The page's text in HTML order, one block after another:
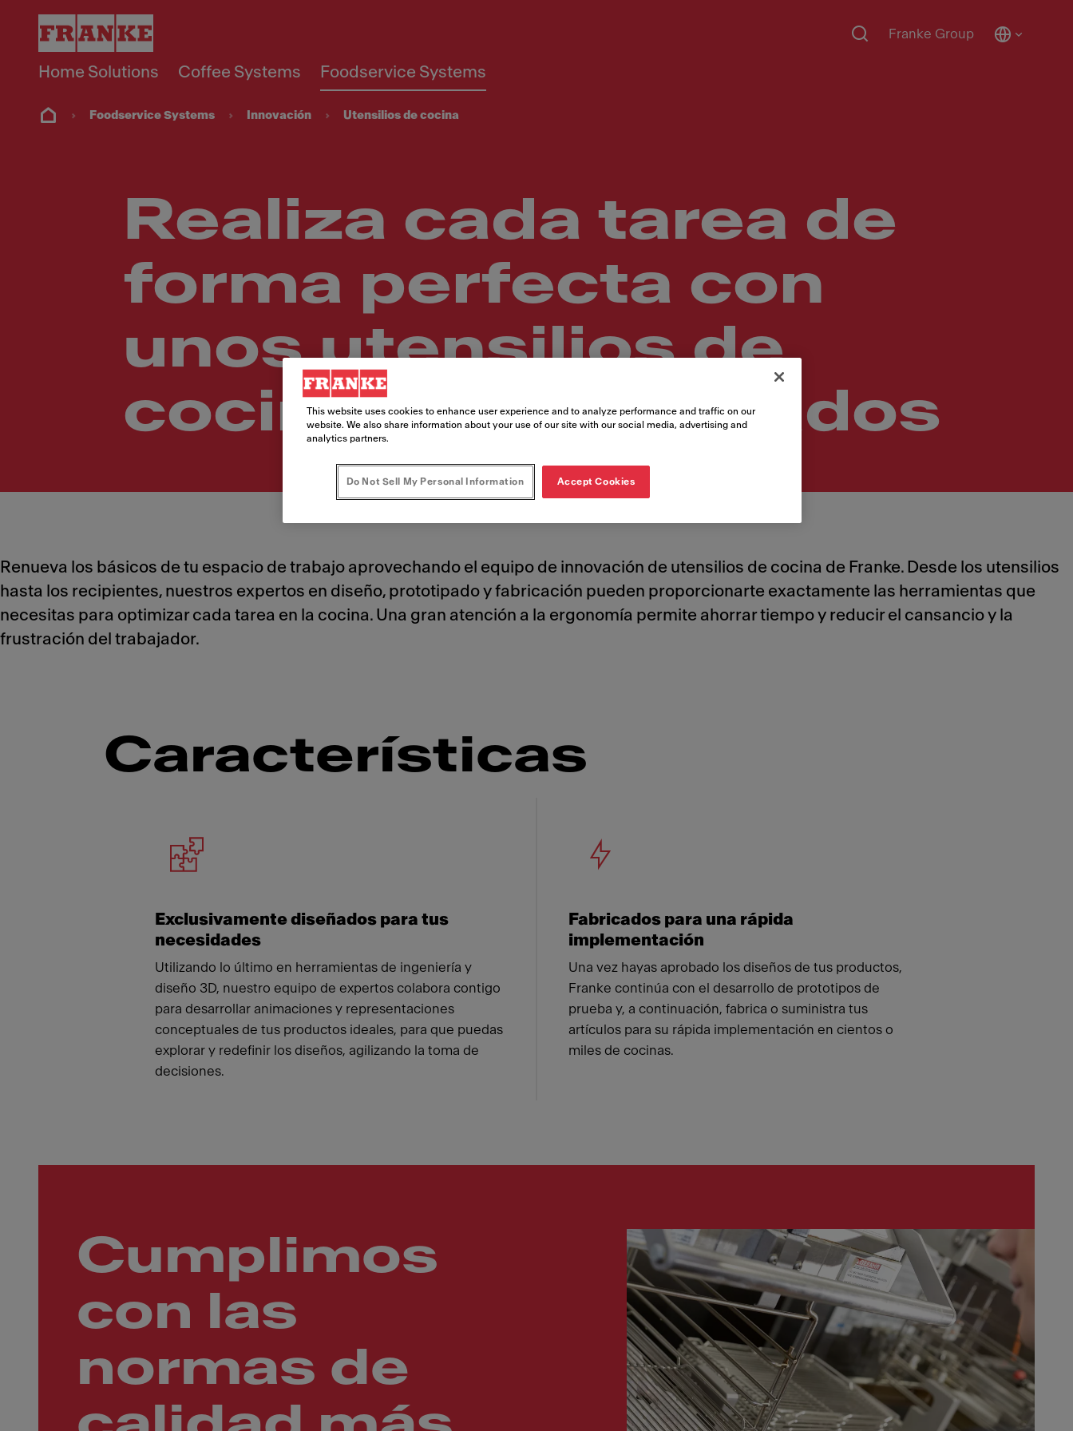
Home Solutions Coffee Systems Foodservice Systems
Franke Group
Foodservice Systems Innovación Utensilios de cocina
Realiza cada tarea de
forma perfecta con
unos utensilios de
cocina personalizados
Renueva los básicos de tu espacio de trabajo aprovechando el equipo de innovación de utensilios de cocina de Franke. Desde los utensilios
hasta los recipientes, nuestros expertos en diseño, prototipado y fabricación pueden proporcionarte exactamente las herramientas que
necesitas para optimizar cada tarea en la cocina. Una gran atención a la ergonomía permite ahorrar tiempo y reducir el cansancio y la
frustración del trabajador.
Características
Exclusivamente diseñados para tus
necesidades
Utilizando lo último en herramientas de ingeniería y
diseño 3D, nuestro equipo de expertos colabora contigo
para desarrollar animaciones y representaciones
conceptuales de tus productos ideales, para que puedas
explorar y redefinir los diseños, agilizando la toma de
decisiones.
Fabricados para una rápida
implementación
Una vez hayas aprobado los diseños de tus productos,
Franke continúa con el desarrollo de prototipos de
prueba y, a continuación, fabrica o suministra tus
artículos para su rápida implementación en cientos o
miles de cocinas.
Cumplimos
con las
normas de
This website uses cookies to enhance user experience and to analyze performance and traffic on our
website. We also share information about your use of our site with our social media, advertising and
analytics partners.
Do Not Sell My Personal Information Accept Cookies